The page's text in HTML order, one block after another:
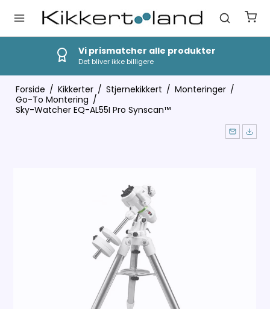
Vi prismatcher alle produkter
Det bliver ikke billigere
Forside / Kikkerter / Stjernekikkert / Monteringer /
Go-To Montering /
Sky-Watcher EQ-AL55I Pro Synscan™